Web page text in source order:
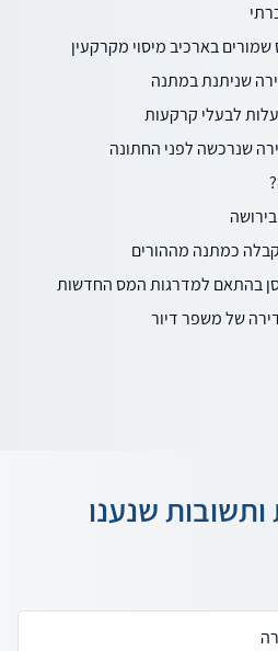
בארכיב מיסוי מקרקעין
שניתנת במתנה
לבעלי קרקעות
שנרכשה לפני החתונה
כמתנה מההורים
בהתאם למדרגות המס החדשות
של משפר דיור
שנענו